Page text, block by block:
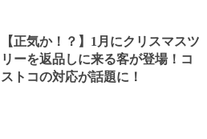
【正気か！？】1月にクリスマスツ
リーを返品しに来る客が登場！コ
ストコの対応が話題に！